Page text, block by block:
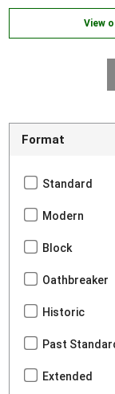
View
Format
Standard
Modern
Block
Oathbreaker
Historic
Past
Extended